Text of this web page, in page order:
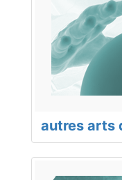
autres arts